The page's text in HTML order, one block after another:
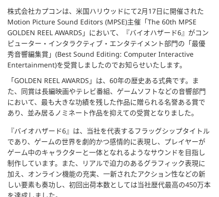
株式会社カプコンは、米国ハリウッドにて2月17日に開催された
Motion Picture Sound Editors (MPSE)主催「The 60th MPSE
GOLDEN REEL AWARDS」において、『バイオハザード6』がコン
ピューター・インタラクティブ・エンタテイメント部門の「最優
秀音響編集賞」(Best Sound Editing: Computer Interactive
Entertainment)を受賞しましたのでお知らせいたします。
「GOLDEN REEL AWARDS」は、60年の歴史ある式典です。ま
た、同賞は長編映画やテレビ番組、ゲームソフトなどの音響部門
において、最も大きな功績を残した作品に贈られる名誉ある賞で
あり、並み居るノミネート作品を抑えての受賞となりました。
『バイオハザード6』は、当社を代表するフラッグシップタイトル
であり、ゲームの世界を劇的かつ感情的に表現し、プレイヤーが
ゲーム中のキャラクターと一体となれるようなサウンドを目指し
制作しています。また、リアルで迫力のあるグラフィック表現に
加え、オンライン機能の充実、一新されたアクション性などの新
しい要素も奏功し、初回出荷本数としては当社歴代最高の450万本